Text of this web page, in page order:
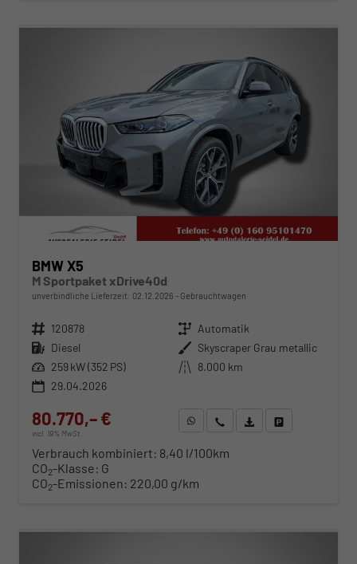
BMW X5
M Sportpaket xDrive40d
unverbindliche Lieferzeit: 02.12.2026 Gebrauchtwagen
Fahrzeugnr. 120878 Getriebe Automatik
Kraftstoff Diesel Außenfarbe Skyscraper Grau metallic
Leistung 259 kW (352 PS) Kilometerstand 8.000 km
29.04.2026
80.770,– €
incl. 19% MwSt.
WhatsApp anfragen
Wir rufen Sie anFahrzeugexposé (PDF)
Verbrauch kombiniert: 8,40 l/100km
CO2-Klasse: G
CO2-Emissionen: 220,00 g/km